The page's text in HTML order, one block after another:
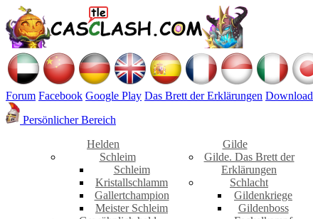
Forum Facebook Google Play Das Brett der Erklärungen Download
Persönlicher Bereich
Helden
Schleim
Schleim
Kristallschlamm
Gallertchampion
Meister Schleim
Gilde
Gilde. Das Brett der
Erklärungen
Schlacht
Gildenkriege
Gildenboss